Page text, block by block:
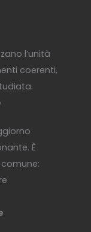
l’unità
coerenti,
È